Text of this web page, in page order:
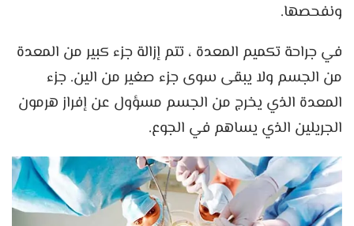
ونفحصها.
في جراحة تكميم المعدة ، تتم إزالة جزء كبير من المعدة
من الجسم ولا يبقى سوى جزء صغير من الين. جزء
المعدة الذي يخرج من الجسم مسؤول عن إفراز هرمون
الجريلين الذي يساهم في الجوع.